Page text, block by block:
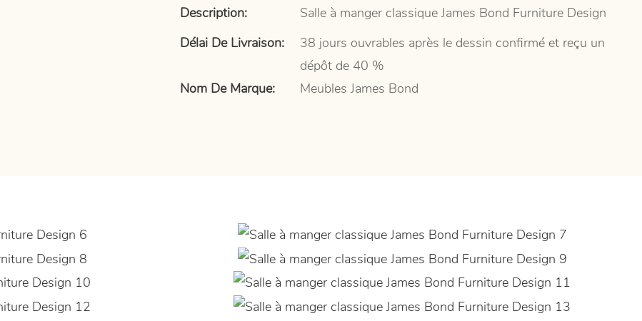
Description:
Salle à manger classique James Bond Furniture Design
Délai De Livraison:
38 jours ouvrables après le dessin confirmé et reçu un
dépôt de 40 %
Nom De Marque:
Meubles James Bond